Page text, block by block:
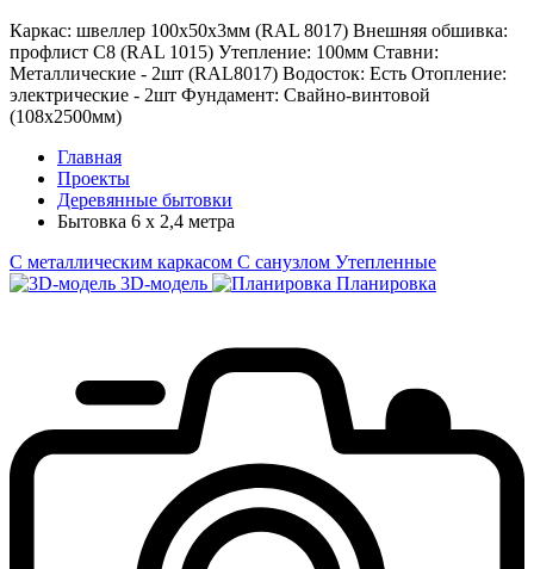
Каркас: швеллер 100х50х3мм (RAL 8017) Внешняя обшивка:
профлист С8 (RAL 1015) Утепление: 100мм Ставни:
Металлические - 2шт (RAL8017) Водосток: Есть Отопление:
электрические - 2шт Фундамент: Свайно-винтовой
(108х2500мм)
Главная
Проекты
Деревянные бытовки
Бытовка 6 х 2,4 метра
С металлическим каркасом С санузлом Утепленные
3D-модель
Планировка